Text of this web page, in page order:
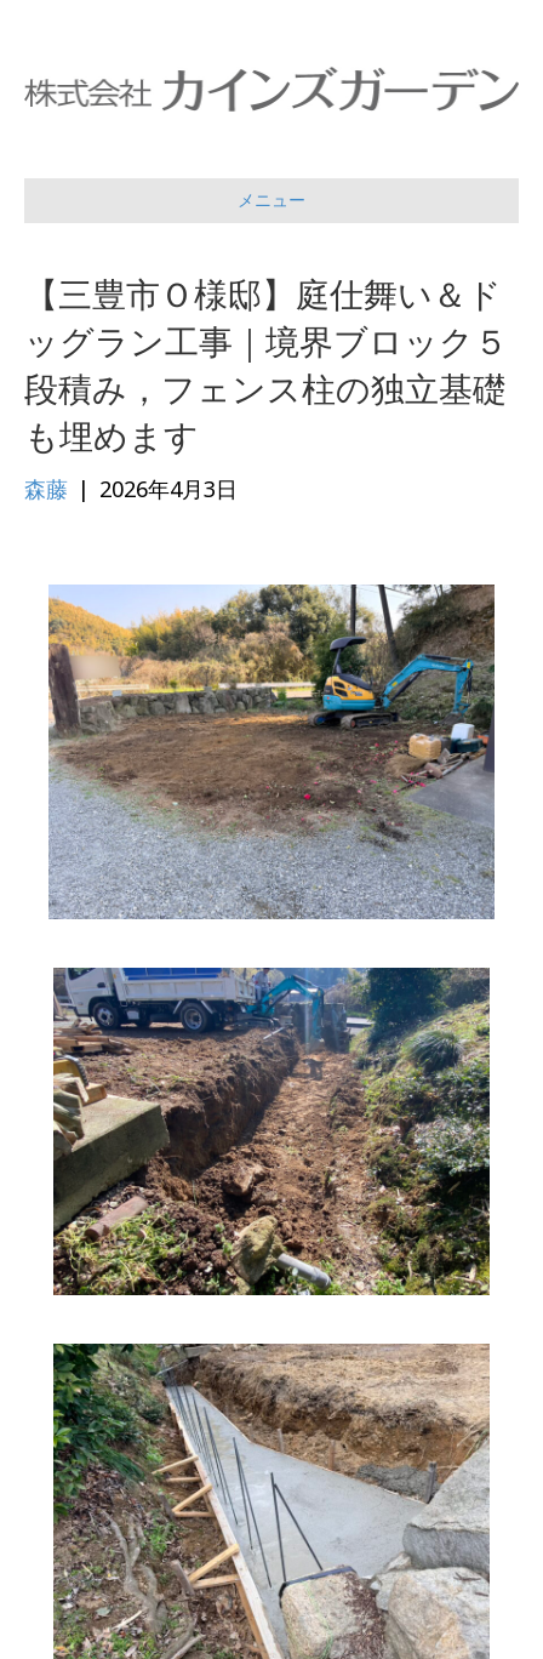
メニュー
【三豊市Ｏ様邸】庭仕舞い＆ド
ッグラン工事｜境界ブロック５
段積み，フェンス柱の独立基礎
も埋めます
森藤 | 2026年4月3日